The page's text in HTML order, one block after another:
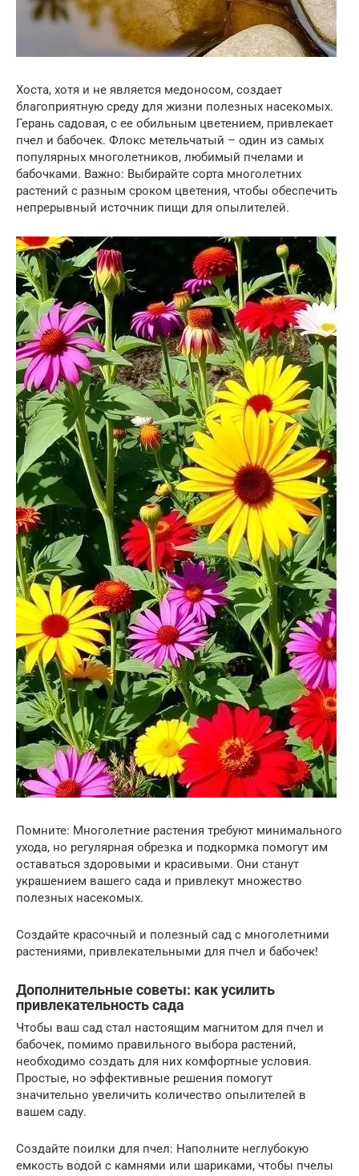
Хоста, хотя и не является медоносом, создает
благоприятную среду для жизни полезных насекомых.
Герань садовая, с ее обильным цветением, привлекает
пчел и бабочек. Флокс метельчатый – один из самых
популярных многолетников, любимый пчелами и
бабочками. Важно: Выбирайте сорта многолетних
растений с разным сроком цветения, чтобы обеспечить
непрерывный источник пищи для опылителей.
Помните: Многолетние растения требуют минимального
ухода, но регулярная обрезка и подкормка помогут им
оставаться здоровыми и красивыми. Они станут
украшением вашего сада и привлекут множество
полезных насекомых.
Создайте красочный и полезный сад с многолетними
растениями, привлекательными для пчел и бабочек!
Дополнительные советы: как усилить
привлекательность сада
Чтобы ваш сад стал настоящим магнитом для пчел и
бабочек, помимо правильного выбора растений,
необходимо создать для них комфортные условия.
Простые, но эффективные решения помогут
значительно увеличить количество опылителей в
вашем саду.
Создайте поилки для пчел: Наполните неглубокую
емкость водой с камнями или шариками, чтобы пчелы